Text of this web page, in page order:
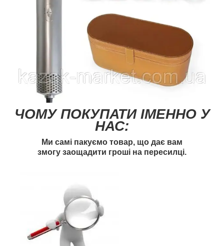
ЧОМУ ПОКУПАТИ ІМЕННО У
НАС:
Ми самі пакуємо товар, що дає вам
змогу заощадити гроші на пересилці.